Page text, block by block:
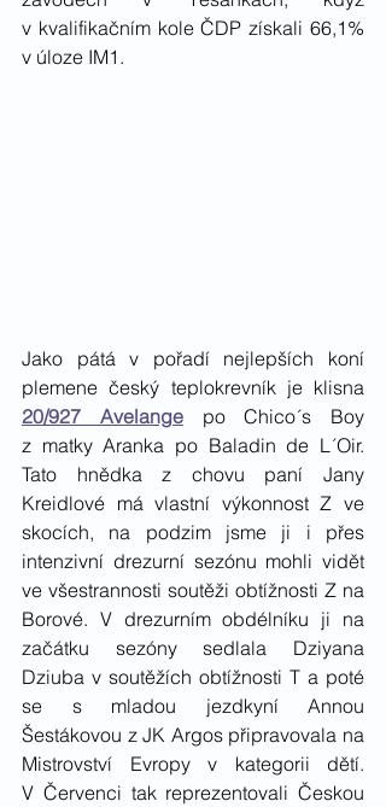
v kvalifikačním kole ČDP získali 66,1%
v úloze IM1.
Jako pátá v pořadí nejlepších koní
20/927 Avelange po Chico´s Boy
z matky Aranka po Baladin de L´Oir.
Tato hnědka z chovu paní Jany
Kreidlové má vlastní výkonnost Z ve
skocích, na podzim jsme ji i přes
intenzivní drezurní sezónu mohli vidět
ve všestrannosti soutěži obtížnosti Z na
Borové. V drezurním obdélníku ji na
začátku sezóny sedlala Dziyana
Dziuba v soutěžích obtížnosti T a poté
se s mladou jezdkyní Annou
Šestákovou z JK Argos připravovala na
Mistrovství Evropy v kategorii dětí.
V Červenci tak reprezentovali Českou